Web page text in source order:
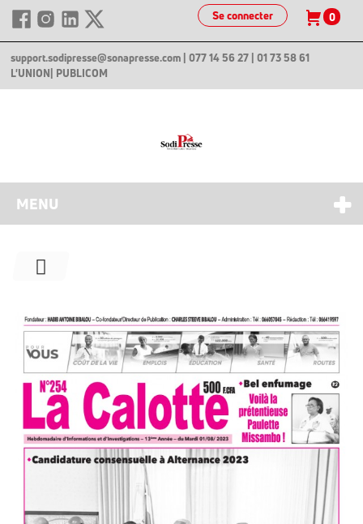
Se connecter 0
support.sodipresse@sonapresse.com | 077 14 56 27 | 01 73 58 61
L'UNION | PUBLICOM
MENU